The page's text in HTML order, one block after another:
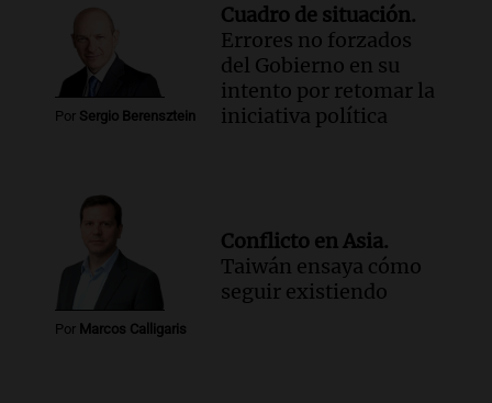
Episodios
Audio.
La santafesina Renata
Reinheimer fue premiada a nivel
mundial: "La ciencia tiene muchas
facetas"
Audio.
en la autopista Tucumán-Famagüeya
cerca del puente Marianela
Panorama Federal
Episodios
Audio. Detienen a hombre con
Por Sergio Berensztein
Cuadro de situación.
Errores no forzados
del Gobierno en su
intento por retomar la
iniciativa política
Por Marcos Calligaris
Conflicto en Asia.
Taiwán ensaya cómo
seguir existiendo